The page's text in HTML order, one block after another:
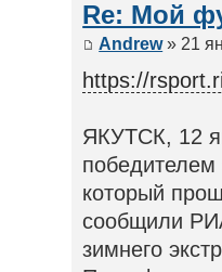
Re: Мой
Andrew» 21
https://
ЯКУТСК, 12
который
сообщили
зимнего